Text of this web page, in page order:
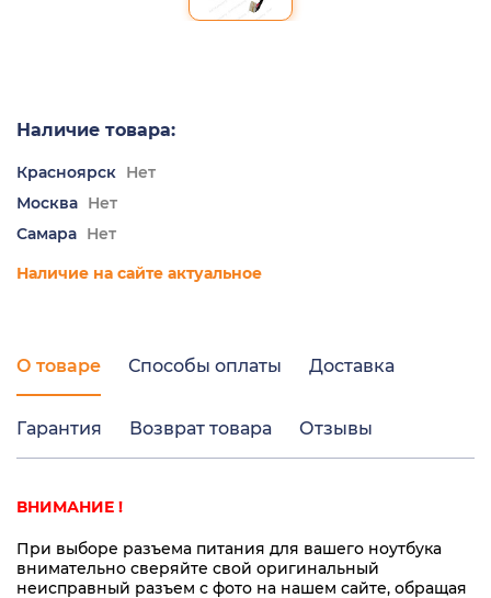
Наличие товара:
Красноярск Нет
Москва Нет
Самара Нет
Наличие на сайте актуальное
О товаре Способы оплаты Доставка
Гарантия Возврат товара Отзывы
ВНИМАНИЕ !
При выборе разъема питания для вашего ноутбука
внимательно сверяйте свой оригинальный
неисправный разъем с фото на нашем сайте, обращая